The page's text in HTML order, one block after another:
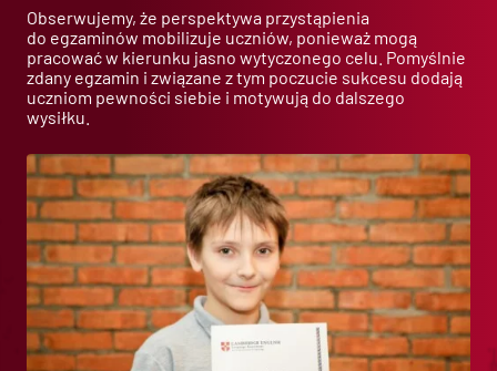
Obserwujemy, że perspektywa przystąpienia
do egzaminów mobilizuje uczniów, ponieważ mogą
pracować w kierunku jasno wytyczonego celu. Pomyślnie
zdany egzamin i związane z tym poczucie sukcesu dodają
uczniom pewności siebie i motywują do dalszego
wysiłku.